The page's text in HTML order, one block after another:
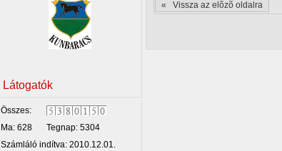
Látogatók
Összes:
Ma: 628
Tegnap: 5304
Számláló indítva: 2010.12.01.
« Vissza az elõzõ oldalra